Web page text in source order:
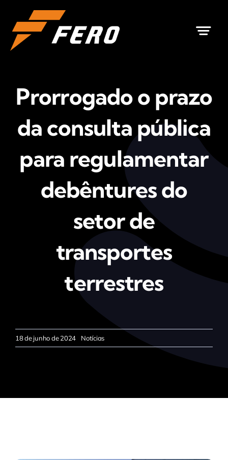
para
conteúdo
Prorrogado o prazo
da consulta pública
para regulamentar
debêntures do
setor de
transportes
terrestres
18 de junho de 2024 Notícias